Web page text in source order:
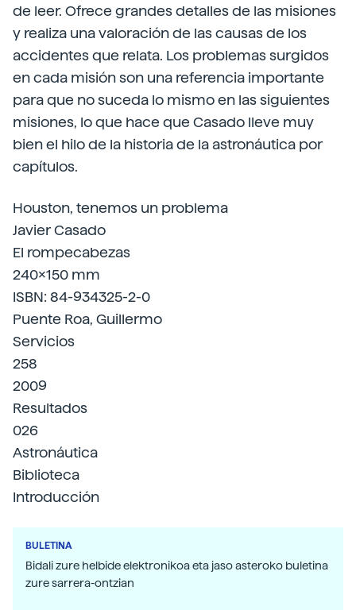
de leer. Ofrece grandes detalles de las misiones
y realiza una valoración de las causas de los
accidentes que relata. Los problemas surgidos
en cada misión son una referencia importante
para que no suceda lo mismo en las siguientes
misiones, lo que hace que Casado lleve muy
bien el hilo de la historia de la astronáutica por
capítulos.
Houston, tenemos un problema
Javier Casado
El rompecabezas
240x150 mm
ISBN: 84-934325-2-0
Puente Roa, Guillermo
Servicios
258
2009
Resultados
026
Astronáutica
Biblioteca
Introducción
BULETINA
Bidali zure helbide elektronikoa eta jaso asteroko buletina
zure sarrera-ontzian